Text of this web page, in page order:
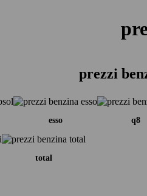
prezzi
esso q8
total